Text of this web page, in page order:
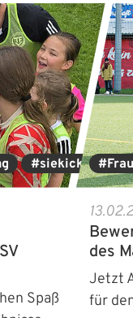
#siekickt
Spaß
des
Jetzt
für